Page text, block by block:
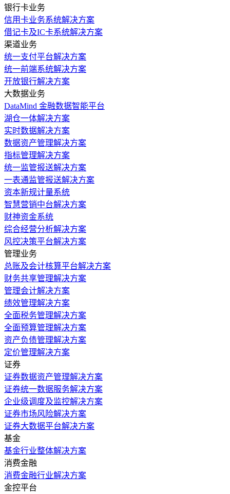
银行卡业务
信用卡业务系统解决方案
借记卡及IC卡系统解决方案
渠道业务
统一支付平台解决方案
统一前端系统解决方案
开放银行解决方案
大数据业务
DataMind 金融数据智能平台
湖仓一体解决方案
实时数据解决方案
数据资产管理解决方案
指标管理解决方案
统一监管报送解决方案
一表通监管报送解决方案
资本新规计量系统
智慧营销中台解决方案
财神资金系统
综合经营分析解决方案
风控决策平台解决方案
管理业务
总账及会计核算平台解决方案
财务共享管理解决方案
管理会计解决方案
绩效管理解决方案
全面税务管理解决方案
全面预算管理解决方案
资产负债管理解决方案
定价管理解决方案
证券
证券数据资产管理解决方案
证券统一数据服务解决方案
企业级调度及监控解决方案
证券市场风险解决方案
证券大数据平台解决方案
基金
基金行业整体解决方案
消费金融
消费金融行业解决方案
金控平台